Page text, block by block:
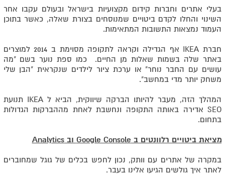
בעלי אתרים וחברות קידום מקצועיות בישראל ובעולם עקבו אחר
השינוי והחלו לקדם ביטויים שמנוסחים בצורת שאלה, כאשר בתוכן
העמוד נמצאות התשובות המתאימות.
חברת IKEA אף הגדילה וקראה לתקופה מסוימת ב 2014 למוצרים
באתר שלה בשמות שאלות מן החיים. כמו ספת נוער בשם "מה
עושים עם החבר נוחר" או ערכת ציור לילדים שנקראית "הבן שלי
משחק יותר מדי במחשב".
המהלך הזה, מעבר להיותו הברקה שיווקית, הביא ל IKEA תנועת
SEO אדירה באותה התקופה ונחשבת לאחת מההברקות הגדולות
בתחום.
מציאת ביטויים רלוונטים ב Google Console וב Analytics
במקרה של אתרים עם וותק, נכון לחפש בכלים של גוגל שמחוברים
לאתר איך גולשים הגיעו אלינו בעבר.